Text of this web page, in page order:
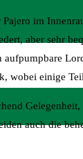
im
aber sehr
einige
auch die